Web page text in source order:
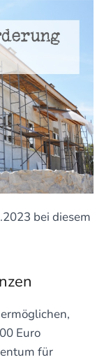
bei diesem
Euro
für